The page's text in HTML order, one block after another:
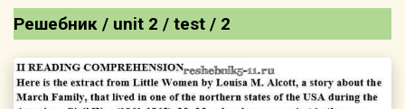
Решебник / unit 2 / test / 2